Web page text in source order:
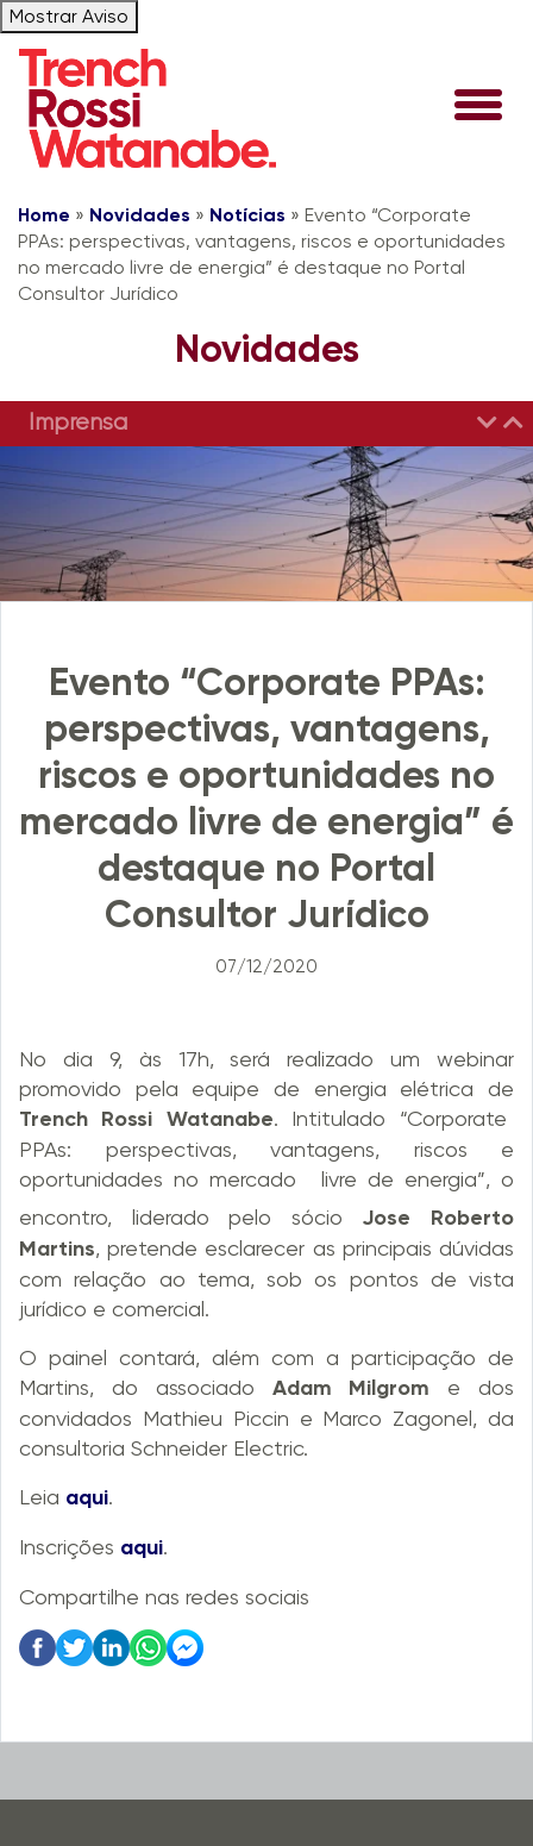
Mostrar Aviso
Home » Novidades » Notícias » Evento “Corporate
PPAs: perspectivas, vantagens, riscos e oportunidades
no mercado livre de energia” é destaque no Portal
Consultor Jurídico
Novidades
Imprensa
Evento “Corporate PPAs:
perspectivas, vantagens,
riscos e oportunidades no
mercado livre de energia” é
destaque no Portal
Consultor Jurídico
07/12/2020
No dia 9, às 17h, será realizado um webinar
promovido pela equipe de energia elétrica de
Trench Rossi Watanabe. Intitulado “Corporate
PPAs: perspectivas, vantagens, riscos e
oportunidades no mercado
livre de energia”, o
encontro, liderado pelo sócio Jose Roberto
Martins, pretende esclarecer as principais dúvidas
com relação ao tema, sob os pontos de vista
jurídico e comercial.
O painel contará, além com a participação de
Martins, do associado Adam Milgrom e dos
convidados Mathieu Piccin e Marco Zagonel, da
consultoria Schneider Electric.
Leia aqui.
Inscrições aqui.
Compartilhe nas redes sociais